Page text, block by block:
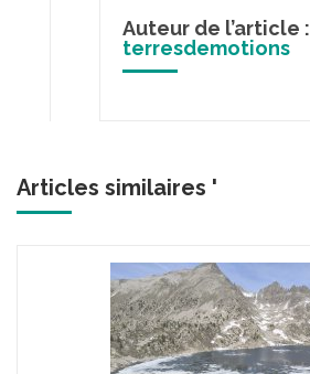
Auteur de l’article :
terresdemotions
Articles similaires '